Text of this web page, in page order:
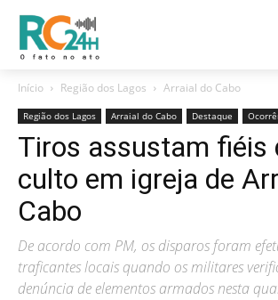
Início Região dos Lagos Arraial do Cabo
Região dos Lagos Arraial do Cabo Destaque
Tiros assustam fiéis
culto em igreja de
Cabo
De acordo com PM, os disparos foram
traficantes locais quando os militares
denúncia de elementos armados nesta